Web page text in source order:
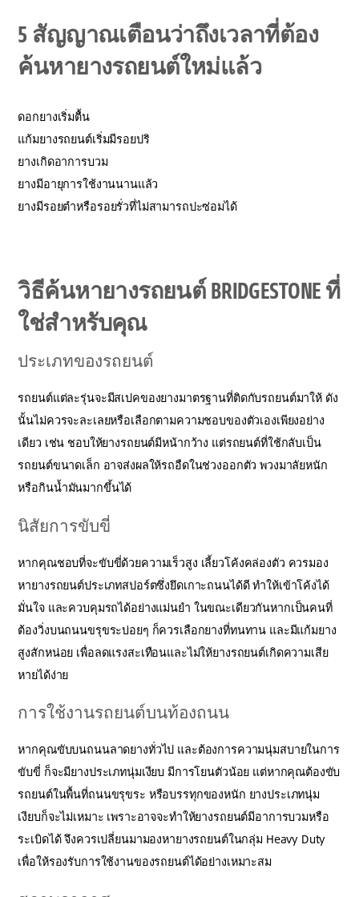
5 สัญญาณเตือนว่าถึงเวลาที่ต้อง
ค้นหายางรถยนต์ใหม่แล้ว
ดอกยางเริ่มตื้น
แก้มยางรถยนต์เริ่มมีรอยปริ
ยางเกิดอาการบวม
ยางมีอายุการใช้งานนานแล้ว
ยางมีรอยตำหรือรอยรั่วที่ไม่สามารถปะซ่อมได้
วิธีค้นหายางรถยนต์ BRIDGESTONE ที่
ใช่สำหรับคุณ
ประเภทของรถยนต์
รถยนต์แต่ละรุ่นจะมีสเปคของยางมาตรฐานที่ติดกับรถยนต์มาให้ ดัง
นั้นไม่ควรจะละเลยหรือเลือกตามความชอบของตัวเองเพียงอย่าง
เดียว เช่น ชอบให้ยางรถยนต์มีหน้ากว้าง แต่รถยนต์ที่ใช้กลับเป็น
รถยนต์ขนาดเล็ก อาจส่งผลให้รถอืดในช่วงออกตัว พวงมาลัยหนัก
หรือกินน้ำมันมากขึ้นได้
นิสัยการขับขี่
หากคุณชอบที่จะขับขี่ด้วยความเร็วสูง เลี้ยวโค้งคล่องตัว ควรมอง
หายางรถยนต์ประเภทสปอร์ตซึ่งยึดเกาะถนนได้ดี ทำให้เข้าโค้งได้
มั่นใจ และควบคุมรถได้อย่างแม่นยำ ในขณะเดียวกันหากเป็นคนที่
ต้องวิ่งบนถนนขรุขระบ่อยๆ ก็ควรเลือกยางที่ทนทาน และมีแก้มยาง
สูงสักหน่อย เพื่อลดแรงสะเทือนและไม่ให้ยางรถยนต์เกิดความเสีย
หายได้ง่าย
การใช้งานรถยนต์บนท้องถนน
หากคุณขับบนถนนลาดยางทั่วไป และต้องการความนุ่มสบายในการ
ขับขี่ ก็จะมียางประเภทนุ่มเงียบ มีการโยนตัวน้อย แต่หากคุณต้องขับ
รถยนต์ในพื้นที่ถนนขรุขระ หรือบรรทุกของหนัก ยางประเภทนุ่ม
เงียบก็จะไม่เหมาะ เพราะอาจจะทำให้ยางรถยนต์มีอาการบวมหรือ
ระเบิดได้ จึงควรเปลี่ยนมามองหายางรถยนต์ในกลุ่ม Heavy Duty
เพื่อให้รองรับการใช้งานของรถยนต์ได้อย่างเหมาะสม